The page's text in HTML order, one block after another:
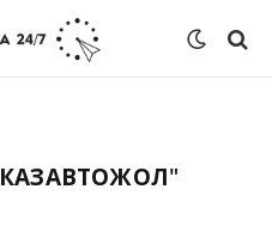
КАЗАВТОЖОЛ"